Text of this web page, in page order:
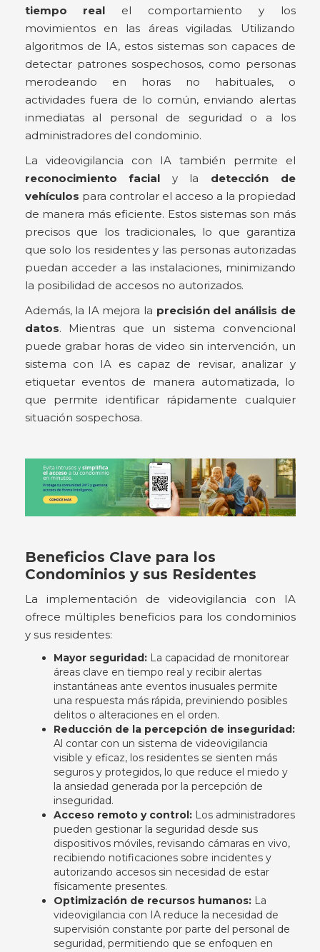
tiempo real el comportamiento y los
movimientos en las áreas vigiladas. Utilizando
algoritmos de IA, estos sistemas son capaces de
detectar patrones sospechosos, como personas
merodeando en horas no habituales, o
actividades fuera de lo común, enviando alertas
inmediatas al personal de seguridad o a los
administradores del condominio.
La videovigilancia con IA también permite el
reconocimiento facial y la detección de
vehículos para controlar el acceso a la propiedad
de manera más eficiente. Estos sistemas son más
precisos que los tradicionales, lo que garantiza
que solo los residentes y las personas autorizadas
puedan acceder a las instalaciones, minimizando
la posibilidad de accesos no autorizados.
Además, la IA mejora la precisión del análisis de
datos. Mientras que un sistema convencional
puede grabar horas de video sin intervención, un
sistema con IA es capaz de revisar, analizar y
etiquetar eventos de manera automatizada, lo
que permite identificar rápidamente cualquier
situación sospechosa.
Beneficios Clave para los
Condominios y sus Residentes
La implementación de videovigilancia con IA
ofrece múltiples beneficios para los condominios
y sus residentes:
Mayor seguridad:La capacidad de monitorear
áreas clave en tiempo real y recibir alertas
instantáneas ante eventos inusuales permite
una respuesta más rápida, previniendo posibles
delitos o alteraciones en el orden.
Reducción de la percepción de inseguridad:
Al contar con un sistema de videovigilancia
visible y eficaz, los residentes se sienten más
seguros y protegidos, lo que reduce el miedo y
la ansiedad generada por la percepción de
inseguridad.
Acceso remoto y control:Los administradores
pueden gestionar la seguridad desde sus
dispositivos móviles, revisando cámaras en vivo,
recibiendo notificaciones sobre incidentes y
autorizando accesos sin necesidad de estar
físicamente presentes.
Optimización de recursos humanos:La
videovigilancia con IA reduce la necesidad de
supervisión constante por parte del personal de
seguridad, permitiendo que se enfoquen en